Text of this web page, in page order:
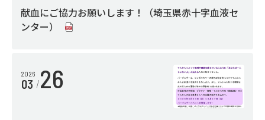
献血にご協力お願いします！（埼玉県赤十字血液セ
ンター）
2026
03 26
地域医療連携室